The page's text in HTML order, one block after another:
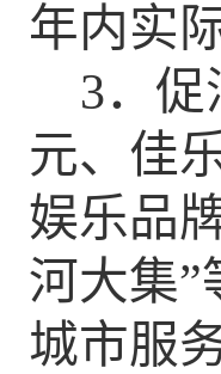
年内实
3．促
元、佳
娱乐品
河大集”
城市服